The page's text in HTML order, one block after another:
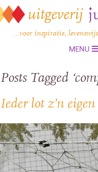
…voor inspiratie,
MENU
Posts Tagged
Ieder lot z’n